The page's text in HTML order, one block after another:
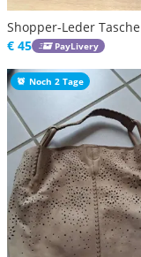
Shopper-Leder Tasche
€ 45
PayLivery
Noch 2 Tage